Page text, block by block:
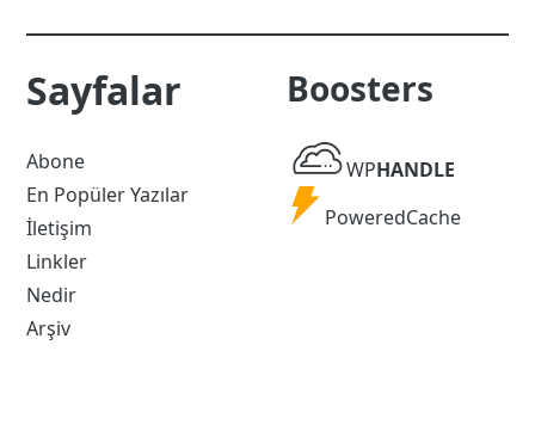
Sayfalar
Abone
En Popüler Yazılar
İletişim
Linkler
Nedir
Arşiv
Boosters
WP
Handle
WPHANDLE
Powered
PoweredCache